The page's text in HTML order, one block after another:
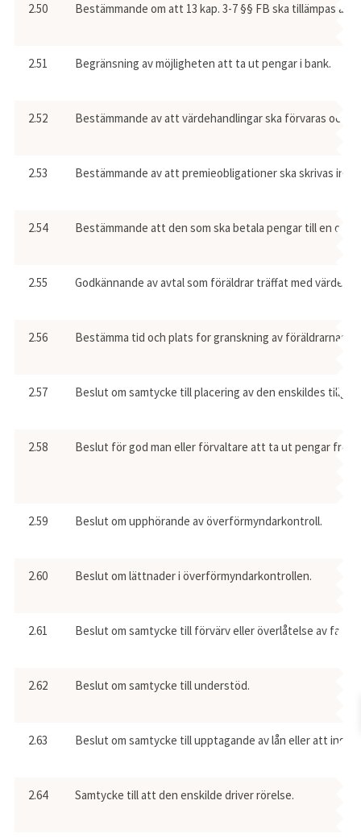
2.50 Bestämmande om att 13 kap. 3-7 §§ FB ska tillämpas
2.51 Begränsning av möjligheten att ta ut pengar i bank.
2.52 Bestämmande av att värdehandlingar ska förvaras
2.53 Bestämmande av att premieobligationer ska skrivas in i
2.54 Bestämmande att den som ska betala pengar till en
2.55 Godkännande av avtal som föräldrar träffat med
2.56 Bestämma tid och plats for granskning av föräldrarnas
2.57 Beslut om samtycke till placering av den enskildes
2.58 Beslut för god man eller förvaltare att ta ut pengar från
2.59 Beslut om upphörande av överförmyndarkontroll.
2.60 Beslut om lättnader i överförmyndarkontrollen.
2.61 Beslut om samtycke till förvärv eller överlåtelse av fast
2.62 Beslut om samtycke till understöd.
2.63 Beslut om samtycke till upptagande av lån eller att
2.64 Samtycke till att den enskilde driver rörelse.